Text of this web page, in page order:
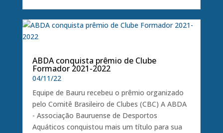
ABDA conquista prêmio de Clube
Formador 2021-2022
04/11/22
Equipe de Bauru recebeu o prêmio organizado
pelo Comitê Brasileiro de Clubes (CBC) A ABDA
- Associação Bauruense de Desportos
Aquáticos conquistou mais um título para sua